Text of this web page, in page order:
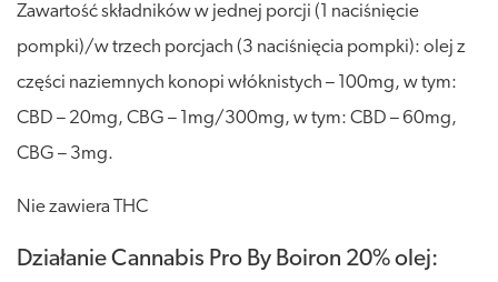
Zawartość składników w jednej porcji (1 naciśnięcie
pompki)/w trzech porcjach (3 naciśnięcia pompki): olej z
części naziemnych konopi włóknistych – 100mg, w tym:
CBD – 20mg, CBG – 1mg/300mg, w tym: CBD – 60mg,
CBG – 3mg.
Nie zawiera THC
Działanie Cannabis Pro By Boiron 20% olej: